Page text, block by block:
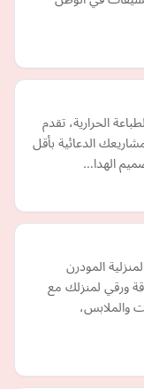
الحرارية، تقدم
الدعائية بأقل
الهدا…
المودرن
ورقي لمنزلك مع
والملابس،